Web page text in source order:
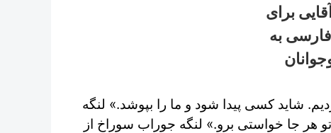
برای
به
شاید کسی پیدا شود و ما را بپوشد.» لنگه
هر جا خواستی برو.» لنگه جوراب سوراخ از